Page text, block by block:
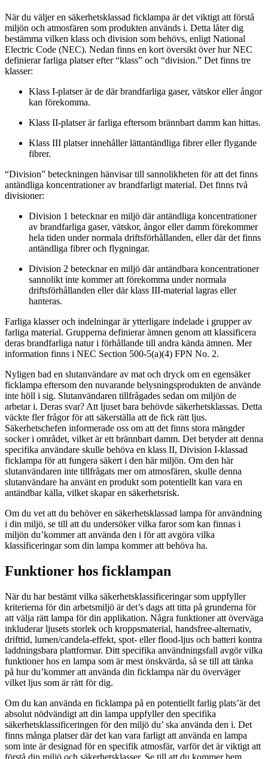
När du väljer en säkerhetsklassad ficklampa är det viktigt att förstå
miljön och atmosfären som produkten används i. Detta låter dig
bestämma vilken klass och division som behövs, enligt National
Electric Code (NEC). Nedan finns en kort översikt över hur NEC
definierar farliga platser efter “klass” och “division.” Det finns tre
klasser:
Klass I-platser är de där brandfarliga gaser, vätskor eller ångor
kan förekomma.
Klass II-platser är farliga eftersom brännbart damm kan hittas.
Klass III platser innehåller lättantändliga fibrer eller flygande
fibrer.
“Division” beteckningen hänvisar till sannolikheten för att det finns
antändliga koncentrationer av brandfarligt material. Det finns två
divisioner:
Division 1 betecknar en miljö där antändliga koncentrationer
av brandfarliga gaser, vätskor, ångor eller damm förekommer
hela tiden under normala driftsförhållanden, eller där det finns
antändliga fibrer och flygningar.
Division 2 betecknar en miljö där antändbara koncentrationer
sannolikt inte kommer att förekomma under normala
driftsförhållanden eller där klass III-material lagras eller
hanteras.
Farliga klasser och indelningar är ytterligare indelade i grupper av
farliga material. Grupperna definierar ämnen genom att klassificera
deras brandfarliga natur i förhållande till andra kända ämnen. Mer
information finns i NEC Section 500-5(a)(4) FPN No. 2.
Nyligen bad en slutanvändare av mat och dryck om en egensäker
ficklampa eftersom den nuvarande belysningsprodukten de använde
inte höll i sig. Slutanvändaren tillfrågades sedan om miljön de
arbetar i. Deras svar? Att ljuset bara behövde säkerhetsklassas. Detta
väckte fler frågor för att säkerställa att de fick rätt ljus.
Säkerhetschefen informerade oss om att det finns stora mängder
socker i området, vilket är ett brännbart damm. Det betyder att denna
specifika användare skulle behöva en klass II, Division I-klassad
ficklampa för att fungera säkert i den här miljön. Om den här
slutanvändaren inte tillfrågats mer om atmosfären, skulle denna
slutanvändare ha använt en produkt som potentiellt kan vara en
antändbar källa, vilket skapar en säkerhetsrisk.
Om du vet att du behöver en säkerhetsklassad lampa för användning
i din miljö, se till att du undersöker vilka faror som kan finnas i
miljön du’kommer att använda den i för att avgöra vilka
klassificeringar som din lampa kommer att behöva ha.
Funktioner hos ficklampan
När du har bestämt vilka säkerhetsklassificeringar som uppfyller
kriterierna för din arbetsmiljö är det’s dags att titta på grunderna för
att välja rätt lampa för din applikation. Några funktioner att överväga
inkluderar ljusets storlek och kroppsmaterial, handsfree-alternativ,
drifttid, lumen/candela-effekt, spot- eller flood-ljus och batteri kontra
laddningsbara plattformar. Ditt specifika användningsfall avgör vilka
funktioner hos en lampa som är mest önskvärda, så se till att tänka
på hur du’kommer att använda din ficklampa när du överväger
vilket ljus som är rätt för dig.
Om du kan använda en ficklampa på en potentiellt farlig plats’är det
absolut nödvändigt att din lampa uppfyller den specifika
säkerhetsklassificeringen för den miljö du’ ska använda den i. Det
finns många platser där det kan vara farligt att använda en lampa
som inte är designad för en specifik atmosfär, varför det är viktigt att
förstå din miljö och säkerhetsklasser. Se till att du kommer hem